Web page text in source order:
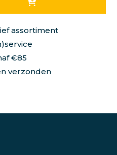
assortiment
€85
verzonden